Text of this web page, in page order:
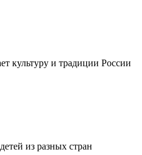
культуру и традиции России
из разных стран